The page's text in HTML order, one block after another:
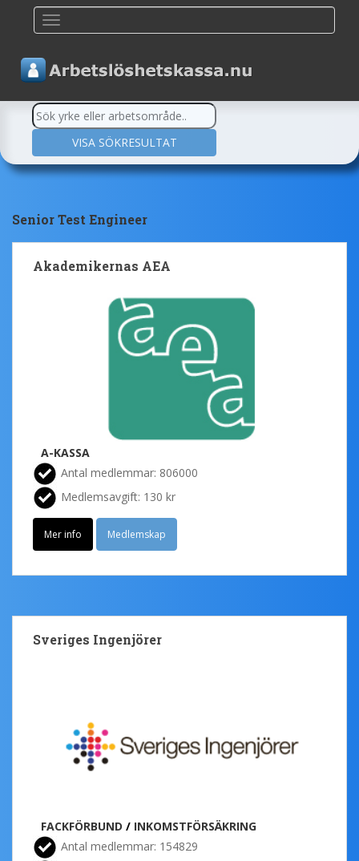
Senior Test Engineer
Akademikernas AEA
A-KASSA
Antal medlemmar: 806000
Medlemsavgift: 130 kr
Mer info Medlemskap
Sveriges Ingenjörer
FACKFÖRBUND / INKOMSTFÖRSÄKRING
Antal medlemmar: 154829